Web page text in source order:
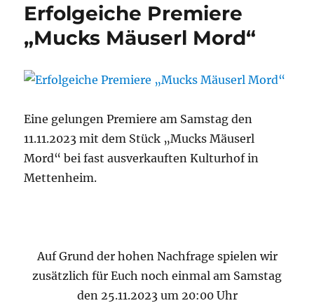
Erfolgeiche Premiere
„Mucks Mäuserl Mord“
Eine gelungen Premiere am Samstag den
11.11.2023 mit dem Stück „Mucks Mäuserl
Mord“ bei fast ausverkauften Kulturhof in
Mettenheim.
Auf Grund der hohen Nachfrage spielen wir
zusätzlich für Euch noch einmal am Samstag
den 25.11.2023 um 20:00 Uhr